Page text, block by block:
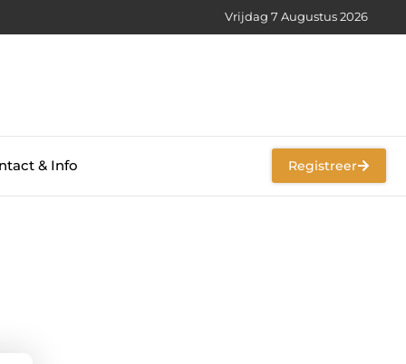
Vrijdag 7 Augustus 2026
& Info Registreer